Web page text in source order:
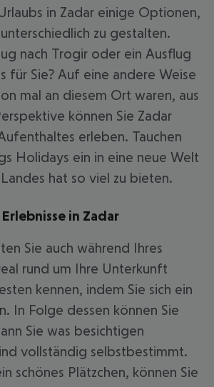
in Zadar einige Optionen,
zu gestalten.
nach Trogir oder ein Ausflug
für Sie? Auf eine andere Weise
mal an diesem Ort waren, aus
können Sie Zadar
erleben. Tauchen
Holidays ein in eine neue Welt
hat so viel zu bieten.
in Zadar
Sie auch während Ihres
rund um Ihre Unterkunft
kennen, indem Sie sich ein
In Folge dessen können Sie
Sie was besichtigen
vollständig selbstbestimmt.
schönes Plätzchen, können Sie